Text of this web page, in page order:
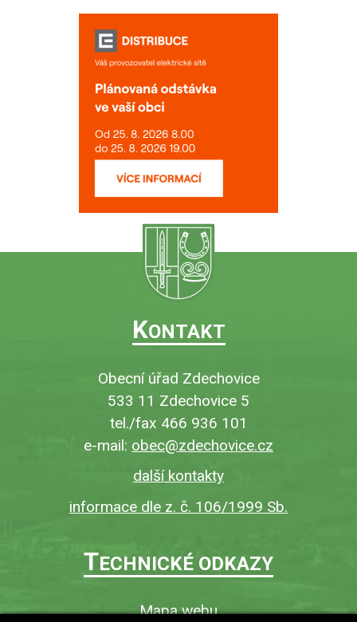
KONTAKT
Obecní úřad Zdechovice
533 11 Zdechovice 5
tel./fax 466 936 101
e-mail: obec@zdechovice.cz
další kontakty
informace dle z. č. 106/1999 Sb.
TECHNICKÉ ODKAZY
Mapa webu